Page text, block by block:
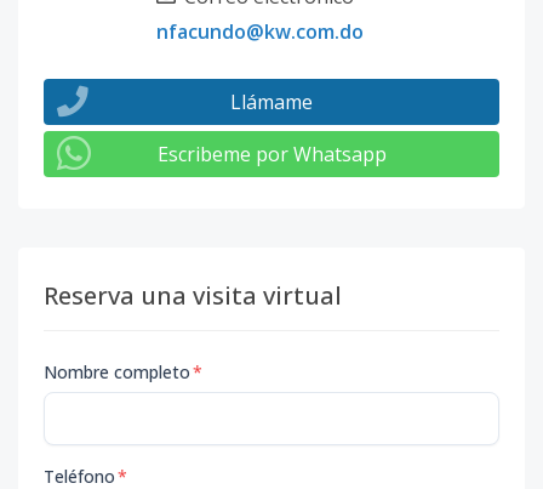
nfacundo@kw.com.do
Llámame
Escribeme por Whatsapp
Reserva una visita virtual
Nombre completo*
Teléfono*